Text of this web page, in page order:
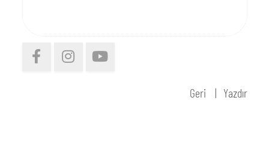
Geri Yazdır